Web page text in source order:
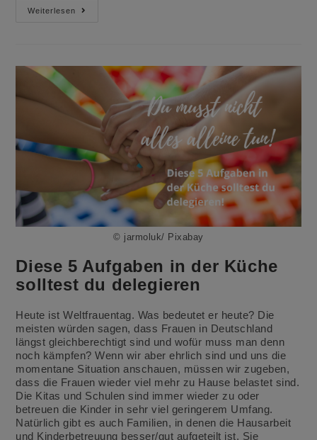
Weiterlesen
Hähnchen
© jarmoluk/ Pixabay
Diese 5 Aufgaben in der Küche
solltest du delegieren
Heute ist Weltfrauentag. Was bedeutet er heute? Die
meisten würden sagen, dass Frauen in Deutschland
längst gleichberechtigt sind und wofür muss man denn
noch kämpfen? Wenn wir aber ehrlich sind und uns die
momentane Situation anschauen, müssen wir zugeben,
dass die Frauen wieder viel mehr zu Hause belastet sind.
Die Kitas und Schulen sind immer wieder zu oder
betreuen die Kinder in sehr viel geringerem Umfang.
Natürlich gibt es auch Familien, in denen die Hausarbeit
und Kinderbetreuung besser/gut aufgeteilt ist. Sie